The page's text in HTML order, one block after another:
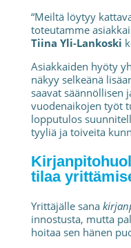
“Meiltä löytyy
toteutamme
Tiina Yli-Lankoski
Asiakkaiden hyöty
näkyy selkeänä
saavat säännöllisen
vuodenaikojen työt
lopputulos
tyyliä ja toiveita
tilaa
Yrittäjälle sana
innostusta, mutta
hoitaa sen hänen